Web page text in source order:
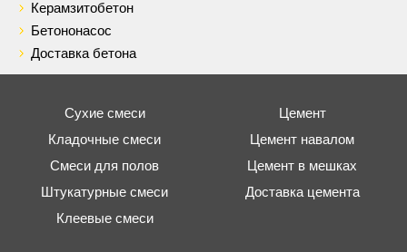
Керамзитобетон
Бетононасос
Доставка бетона
Сухие смеси
Кладочные смеси
Смеси для полов
Штукатурные смеси
Клеевые смеси
Цемент
Цемент навалом
Цемент в мешках
Доставка цемента